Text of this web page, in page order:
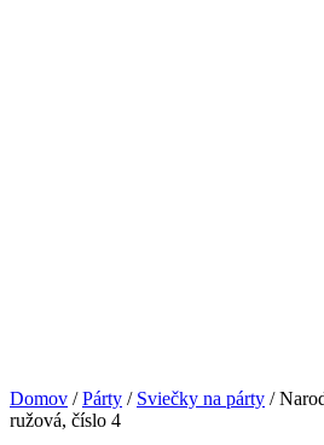
Domov /Párty / Sviečky na párty /
ružová, číslo 4